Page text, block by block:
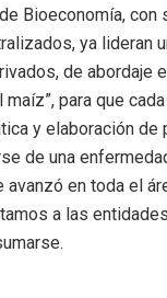
Bioeconomía, con
ya lideran
de abordaje
maíz”, para que
y elaboración de
de una
avanzó en toda el
a las